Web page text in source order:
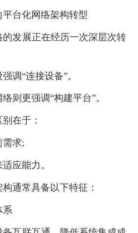
台化网络架构转型
发展正在经历一次深层次转
“连接设备”。
更强调“构建平台”。
在于：
求;
应能力。
常具备以下特征：